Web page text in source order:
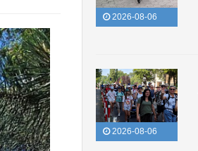
2026-08-06
2026-08-06